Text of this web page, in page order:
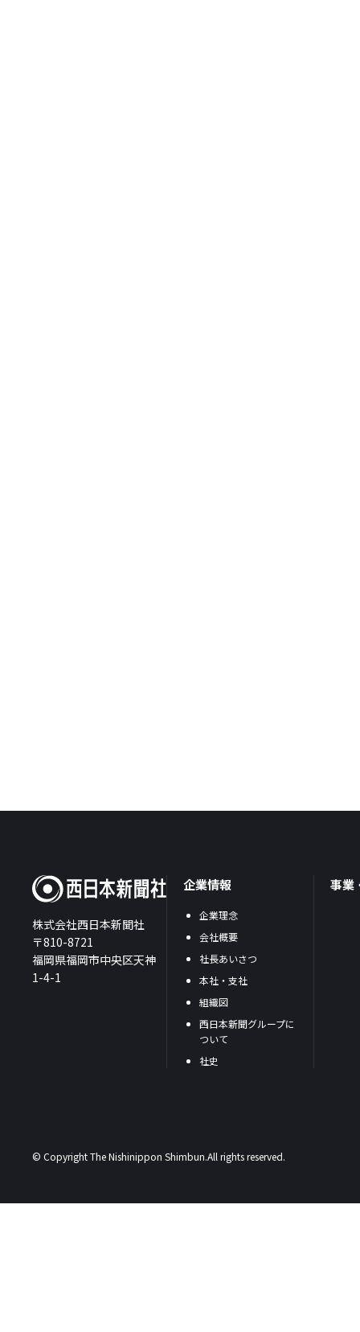
株式会社西日本新聞社
〒810-8721
福岡県福岡市中央区天神
1-4-1
企業情報
企業理念
会社概要
社長あいさつ
本社・支社
組織図
西日本新聞グループに
ついて
社史
事業
© Copyright The Nishinippon Shimbun.All rights reserved.